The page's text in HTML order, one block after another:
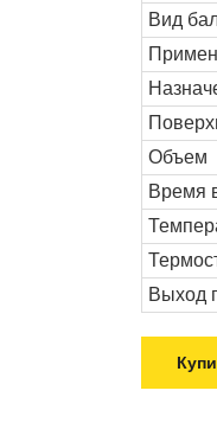
Вид
Объем
Время
Выход